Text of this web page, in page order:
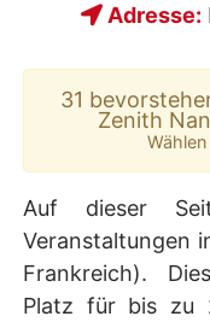
Adresse:
31
Zenith
Auf dieser
Veranstaltungen
Frankreich).
Platz für bis zu